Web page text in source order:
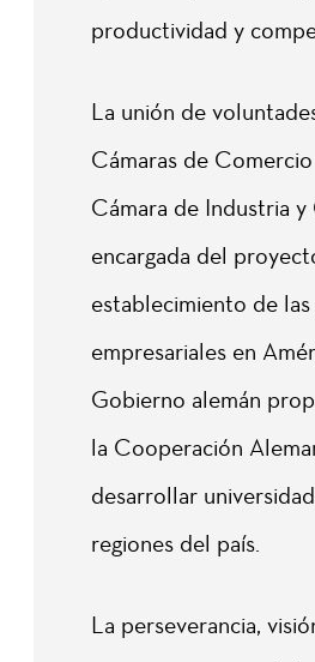
productividad y
La unión de
Cámaras de
Cámara de Industria
encargada del
establecimiento de
empresariales en
Gobierno alemán
la Cooperación
desarrollar
regiones del país.
La perseverancia,